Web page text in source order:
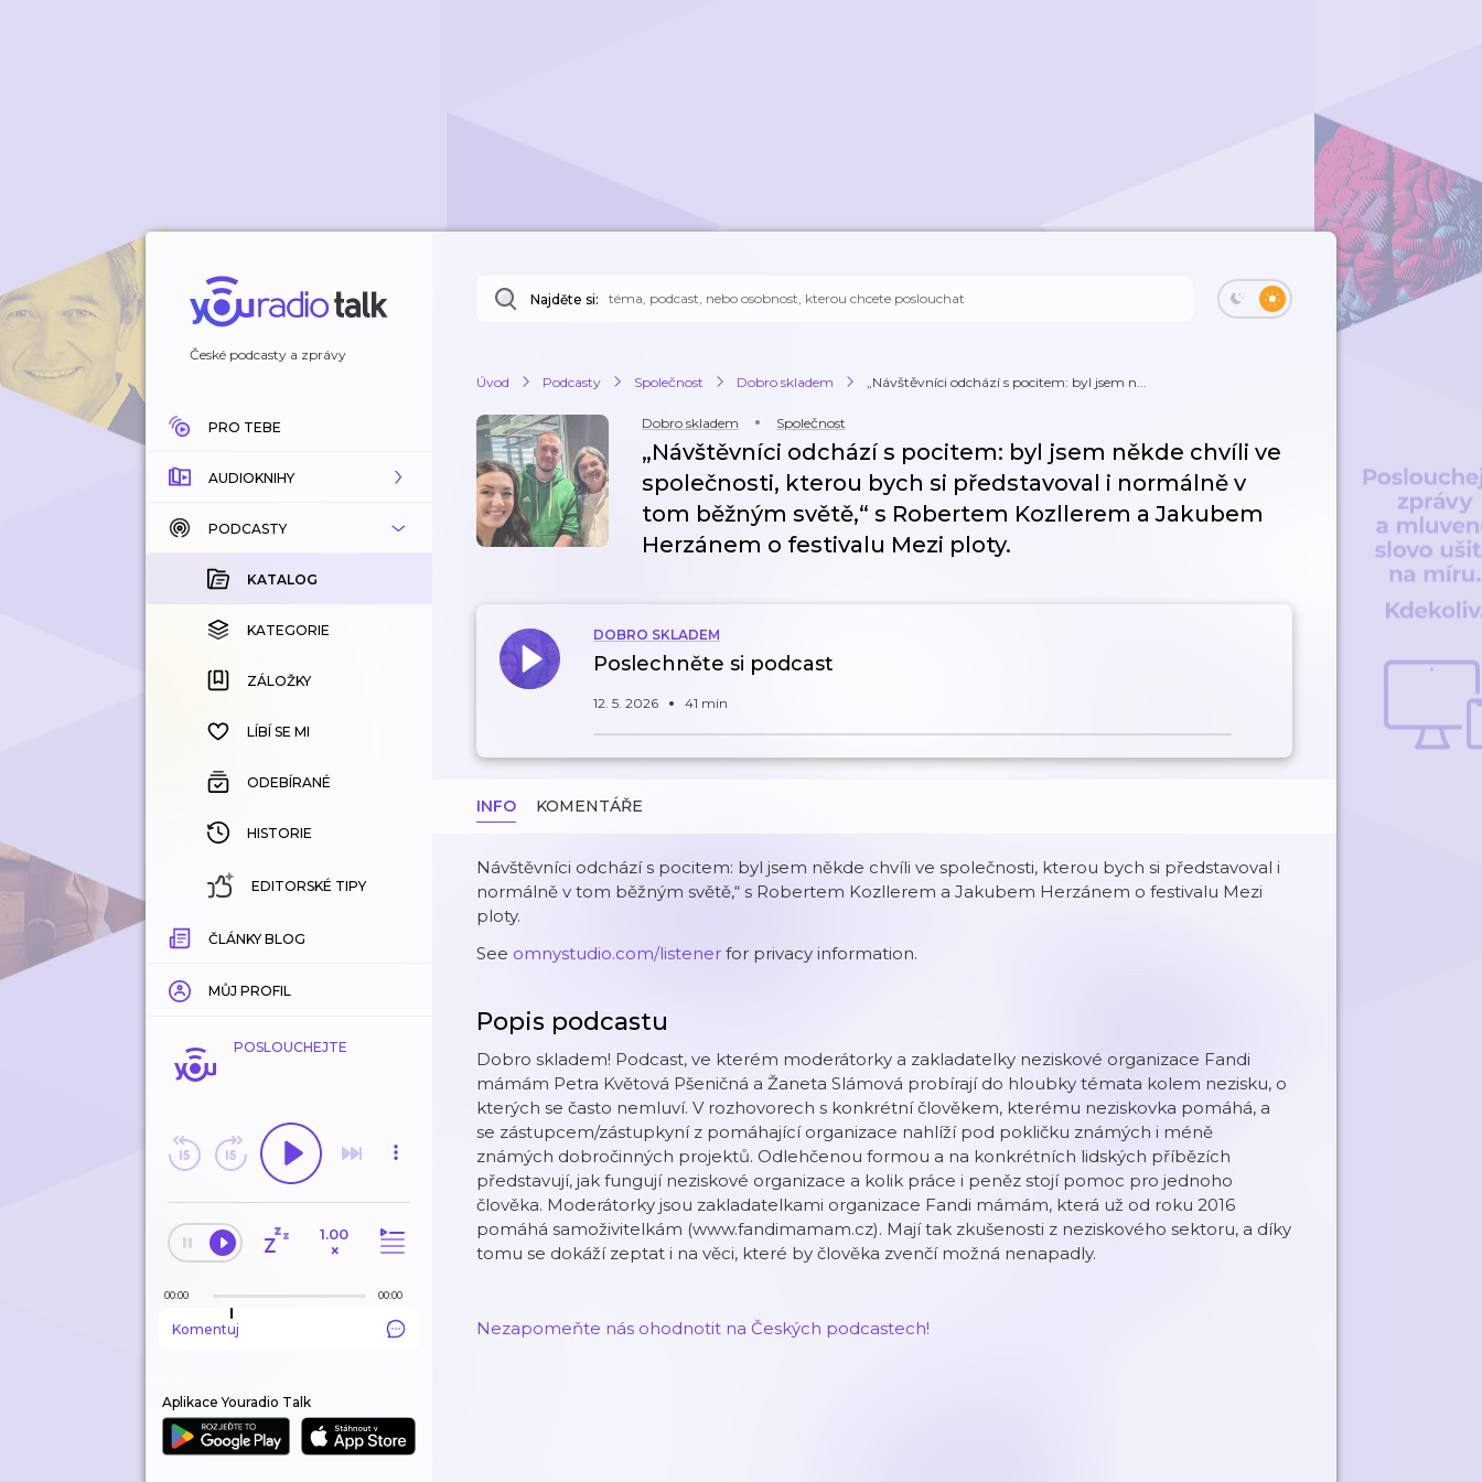
České podcasty a zprávy
PRO TEBE
AUDIOKNIHY
KATALOG
KOUPENÉ
KATEGORIE
ZÁLOŽKY
HISTORIE
PODCASTY
KATALOG
KATEGORIE
ZÁLOŽKY
LÍBÍ SE MI
ODEBÍRANÉ
HISTORIE
EDITORSKÉ TIPY
ČLÁNKY BLOG
MŮJ PROFIL
POSLOUCHEJTE
1.00
×
00:00 00:00
Komentuj
Aplikace Youradio Talk
Najděte si:
Úvod Podcasty Společnost Dobro skladem „Návštěvníci odchází s pocitem: byl jsem n...
Dobro skladem Společnost
„Návštěvníci odchází s pocitem: byl jsem někde chvíli ve
společnosti, kterou bych si představoval i normálně v
tom běžným světě,“ s Robertem Kozllerem a Jakubem
Herzánem o festivalu Mezi ploty.
DOBRO SKLADEM
Poslechněte si podcast
12. 5. 2026 41 min
INFO KOMENTÁŘE
Návštěvníci odchází s pocitem: byl jsem někde chvíli ve společnosti, kterou bych si představoval i
normálně v tom běžným světě,“ s Robertem Kozllerem a Jakubem Herzánem o festivalu Mezi
ploty.
See omnystudio.com/listener for privacy information.
Popis podcastu
Dobro skladem! Podcast, ve kterém moderátorky a zakladatelky neziskové organizace Fandi
mámám Petra Květová Pšeničná a Žaneta Slámová probírají do hloubky témata kolem nezisku, o
kterých se často nemluví. V rozhovorech s konkrétní člověkem, kterému neziskovka pomáhá, a
se zástupcem/zástupkyní z pomáhající organizace nahlíží pod pokličku známých i méně
známých dobročinných projektů. Odlehčenou formou a na konkrétních lidských příbězích
představují, jak fungují neziskové organizace a kolik práce i peněz stojí pomoc pro jednoho
člověka. Moderátorky jsou zakladatelkami organizace Fandi mámám, která už od roku 2016
pomáhá samoživitelkám (www.fandimamam.cz). Mají tak zkušenosti z neziskového sektoru, a díky
tomu se dokáží zeptat i na věci, které by člověka zvenčí možná nenapadly.
Nezapomeňte nás ohodnotit na Českých podcastech!